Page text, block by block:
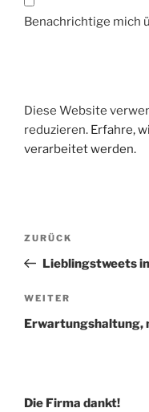
Benachrichtige mich
Diese Website
reduzieren. Erfahre,
verarbeitet werden.
Vorheriger
Beitrag
ZURÜCK
Lieblingstweets
Nächster
Beitrag
WEITER
Erwartungshaltung,
Die Firma dankt!